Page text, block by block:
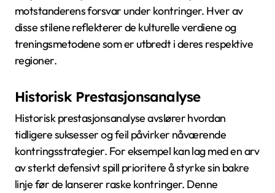
motstanderens forsvar under kontringer. Hver av
disse stilene reflekterer de kulturelle verdiene og
treningsmetodene som er utbredt i deres respektive
regioner.
Historisk Prestasjonsanalyse
Historisk prestasjonsanalyse avslører hvordan
tidligere suksesser og feil påvirker nåværende
kontringsstrategier. For eksempel kan lag med en arv
av sterkt defensivt spill prioritere å styrke sin bakre
linje før de lanserer raske kontringer. Denne